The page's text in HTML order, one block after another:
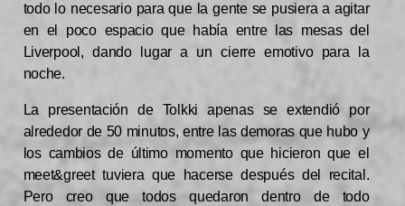
todo lo necesario para que la gente se pusiera a agitar
en el poco espacio que había entre las mesas del
Liverpool, dando lugar a un cierre emotivo para la
noche.
La presentación de Tolkki apenas se extendió por
alrededor de 50 minutos, entre las demoras que hubo y
los cambios de último momento que hicieron que el
meet&greet tuviera que hacerse después del recital.
Pero creo que todos quedaron dentro de todo